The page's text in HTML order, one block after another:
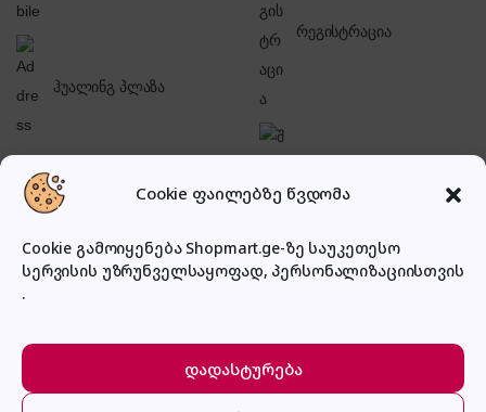
Cookie ფაილებზე წვდომა
Cookie გამოიყენება Shopmart.ge-ზე საუკეთესო
სერვისის უზრუნველსაყოფად, პერსონალიზაციისთვის
.
დადასტურება
ჰუალინგ პლაზა
რეგისტრაცია